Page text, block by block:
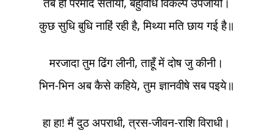
कुछ सुधि बुधि नाहिं रही है, मिथ्या मति छाय गई है॥
मरजादा तुम ढिंग लीनी, ताहूँ में दोष जु कीनी।
भिन-भिन अब कैसे कहिये, तुम ज्ञानवीषे सब पइये॥
हा हा! मैं दुठ अपराधी, त्रस-जीवन-राशि विराधी।